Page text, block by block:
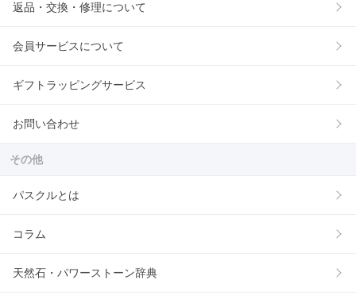
返品・交換・修理について
会員サービスについて
ギフトラッピングサービス
お問い合わせ
その他
パスクルとは
コラム
天然石・パワーストーン辞典